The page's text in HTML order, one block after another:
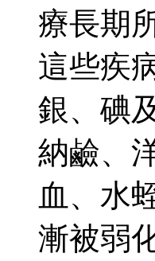
療長期
這些疾
銀、碘
納鹼、
血、水
漸被弱